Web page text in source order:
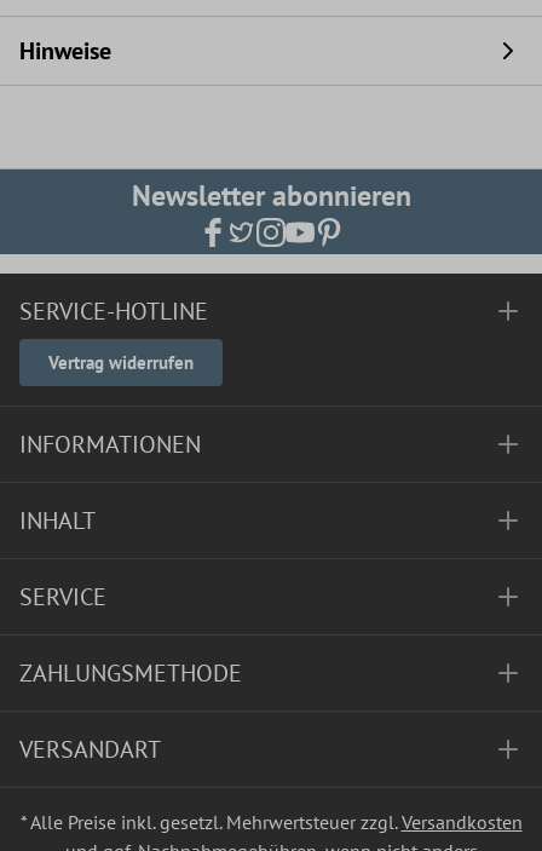
Hinweise
Newsletter abonnieren
SERVICE-HOTLINE
Vertrag widerrufen
INFORMATIONEN
INHALT
SERVICE
ZAHLUNGSMETHODE
VERSANDART
* Alle Preise inkl. gesetzl. Mehrwertsteuer zzgl.Versandkosten